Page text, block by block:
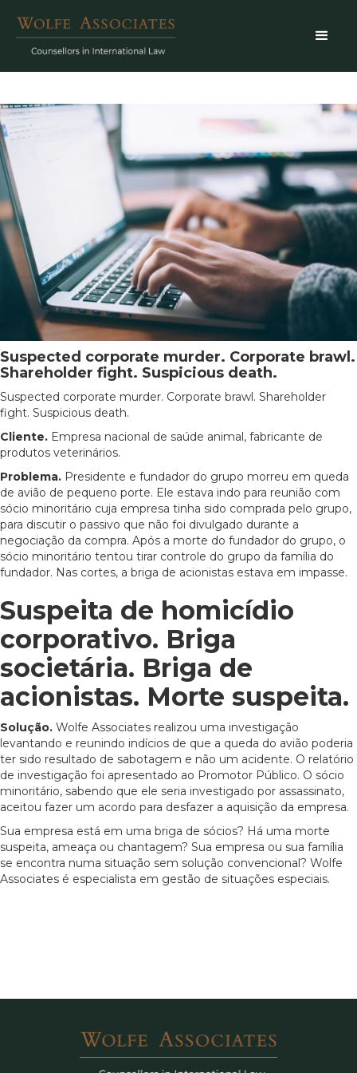
Suspected corporate murder. Corporate brawl.
Shareholder fight. Suspicious death.
Suspected corporate murder. Corporate brawl. Shareholder
fight. Suspicious death.
Cliente. Empresa nacional de saúde animal, fabricante de
produtos veterinários.
Problema. Presidente e fundador do grupo morreu em queda
de avião de pequeno porte. Ele estava indo para reunião com
sócio minoritário cuja empresa tinha sido comprada pelo grupo,
para discutir o passivo que não foi divulgado durante a
negociação da compra. Após a morte do fundador do grupo, o
sócio minoritário tentou tirar controle do grupo da família do
fundador. Nas cortes, a briga de acionistas estava em impasse.
Suspeita de homicídio
corporativo. Briga
societária. Briga de
acionistas. Morte suspeita.
Solução. Wolfe Associates realizou uma investigação
levantando e reunindo indícios de que a queda do avião poderia
ter sido resultado de sabotagem e não um acidente. O relatório
de investigação foi apresentado ao Promotor Público. O sócio
minoritário, sabendo que ele seria investigado por assassinato,
aceitou fazer um acordo para desfazer a aquisição da empresa.
Sua empresa está em uma briga de sócios? Há uma morte
suspeita, ameaça ou chantagem? Sua empresa ou sua família
se encontra numa situação sem solução convencional? Wolfe
Associates é especialista em gestão de situações especiais.